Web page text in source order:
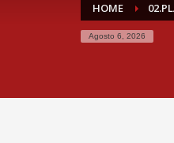
HOME
Agosto 6, 2026